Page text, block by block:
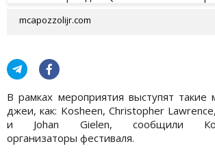
mcapozzolijr.com
В рамках мероприятия выступят
джеи, как: Kosheen, Christopher
и Johan Gielen, сообщили
организаторы фестиваля.